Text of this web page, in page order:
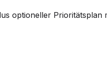
optioneller Prioritätsplan